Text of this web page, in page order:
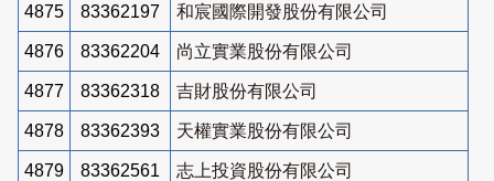
4875 83362197 和宸國際開發股份有限公司
4876 83362204 尚立實業股份有限公司
4877 83362318 吉財股份有限公司
4878 83362393 天權實業股份有限公司
4879 83362561 志上投資股份有限公司